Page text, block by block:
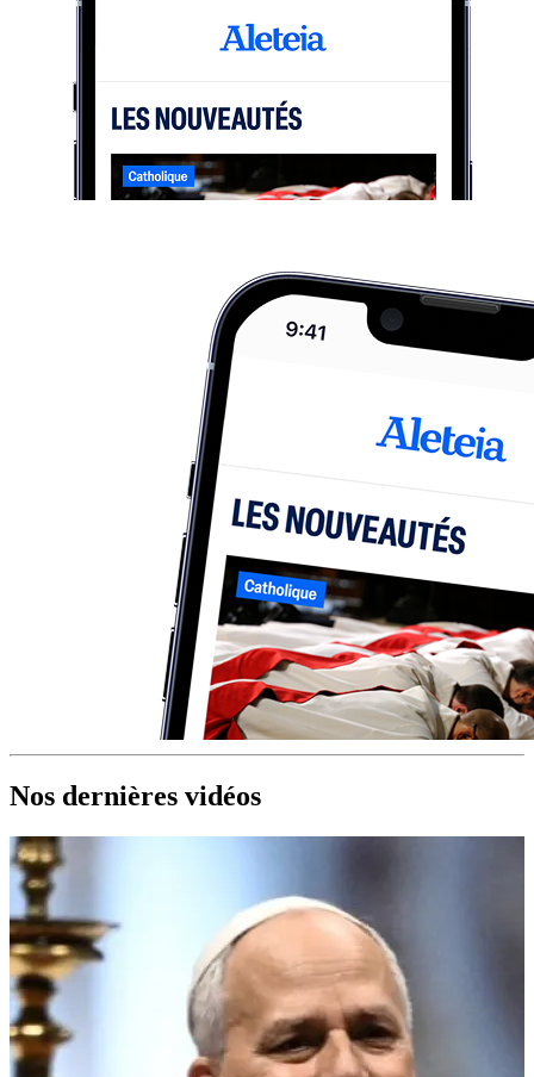
Nos dernières vidéos